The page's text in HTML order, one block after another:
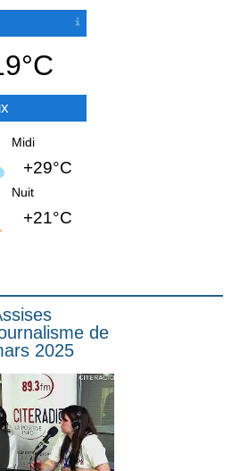
Midi
+29°C
Nuit
+21°C
de
2025